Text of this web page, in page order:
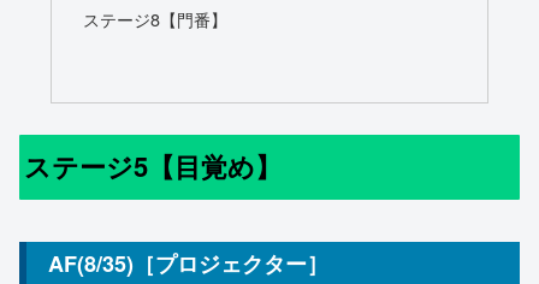
ステージ8【門番】
ステージ5【目覚め】
AF(8/35)［プロジェクター］